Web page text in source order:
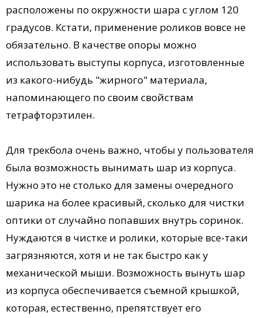
расположены по окружности шара с углом 120
градусов. Кстати, применение роликов вовсе не
обязательно. В качестве опоры можно
использовать выступы корпуса, изготовленные
из какого-нибудь "жирного" материала,
напоминающего по своим свойствам
тетрафторэтилен.
Для трекбола очень важно, чтобы у пользователя
была возможность вынимать шар из корпуса.
Нужно это не столько для замены очередного
шарика на более красивый, сколько для чистки
оптики от случайно попавших внутрь соринок.
Нуждаются в чистке и ролики, которые все-таки
загрязняются, хотя и не так быстро как у
механической мыши. Возможность вынуть шар
из корпуса обеспечивается съемной крышкой,
которая, естественно, препятствует его